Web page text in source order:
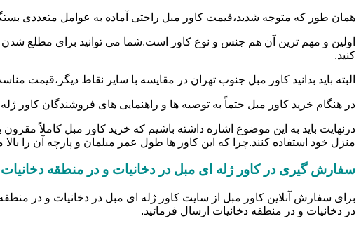
همان طور که متوجه شدید،قیمت کاور مبل راحتی آماده به عوامل متعددی
کنید.
البته باید بدانید کاور مبل جنوب تهران در مقایسه با سایر نقاط
در هنگام خرید کاور مبل حتماً به توصیه ها و راهنمایی های فروشندگان کاور ژله
درنهایت باید به این موضوع اشاره داشته باشیم که خرید کاور مبل کاملاً
منزل خود استفاده کنند.چرا که این کاور ها طول عمر مبلمان و پارچه آن را بالا
سفارش گیری در کاور ژله ای مبل در دخانیات و در منطقه دخانیات
برای سفارش آنلاین کاور مبل از سایت کاور ژله ای مبل در دخانیات و در
در دخانیات و در منطقه دخانیات ارسال فرمائید.